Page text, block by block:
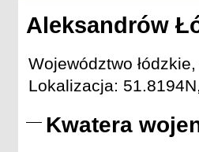
Aleksandrów
Województwo
Lokalizacja:
Kwatera